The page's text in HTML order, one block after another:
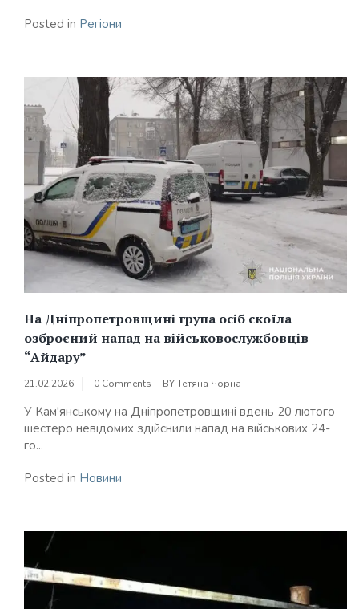
Posted in Регіони
На Дніпропетровщині група осіб скоїла
озброєний напад на військовослужбовців
“Айдару”
21.02.2026 0 Comments BYТетяна Чорна
У Кам'янському на Дніпропетровщині вдень 20 лютого
шестеро невідомих здійснили напад на військових 24-
го...
Posted in Новини